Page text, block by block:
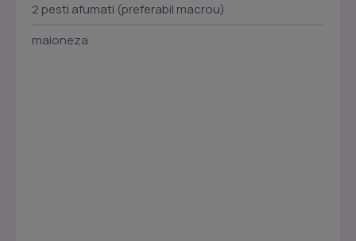
2 pesti afumati (preferabil macrou)
maioneza